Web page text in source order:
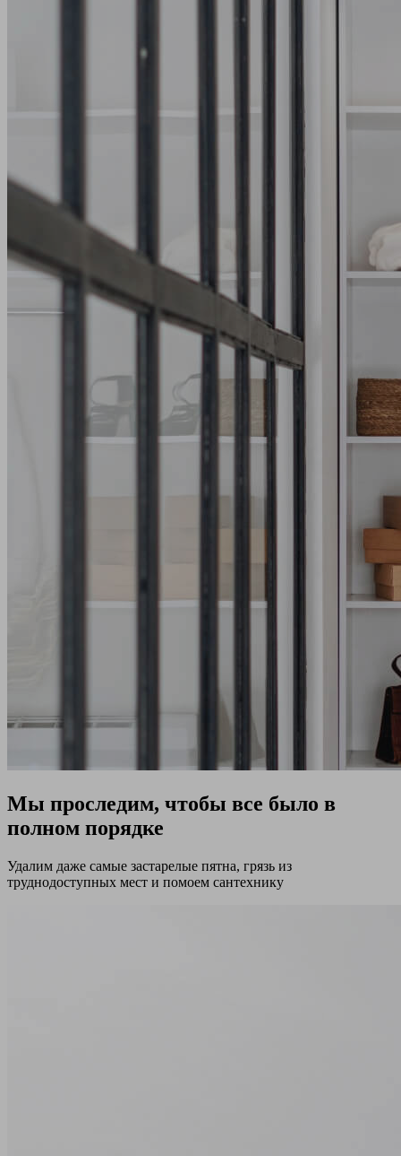
Мы проследим, чтобы все было в
полном порядке
Удалим даже самые застарелые пятна, грязь из
труднодоступных мест и помоем сантехнику